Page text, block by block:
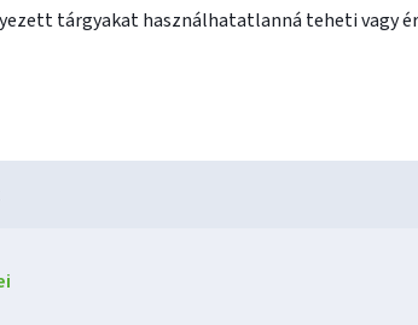
tárgyakat használhatatlanná teheti vagy